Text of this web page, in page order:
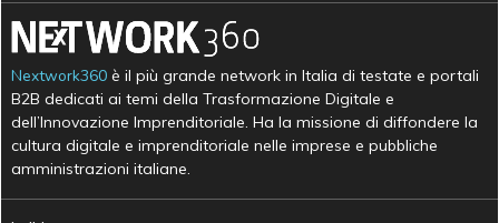
Nextwork360 è il più grande network in Italia di testate e portali
B2B dedicati ai temi della Trasformazione Digitale e
dell’Innovazione Imprenditoriale. Ha la missione di diffondere la
cultura digitale e imprenditoriale nelle imprese e pubbliche
amministrazioni italiane.